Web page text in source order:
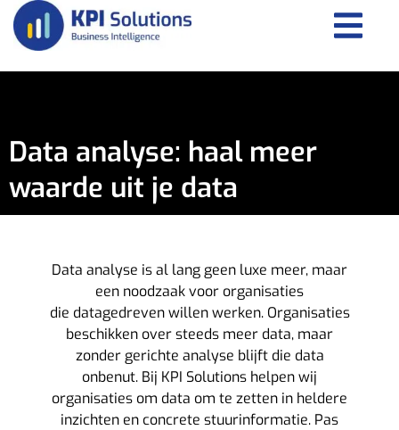
Data analyse: haal meer
waarde uit je data
Data analyse is al lang geen luxe meer, maar
een noodzaak voor organisaties
die datagedreven willen werken. Organisaties
beschikken over steeds meer data, maar
zonder gerichte analyse blijft die data
onbenut. Bij KPI Solutions helpen wij
organisaties om data om te zetten in heldere
inzichten en concrete stuurinformatie. Pas